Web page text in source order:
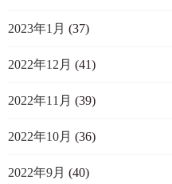
2023年1月 (37)
2022年12月 (41)
2022年11月 (39)
2022年10月 (36)
2022年9月 (40)